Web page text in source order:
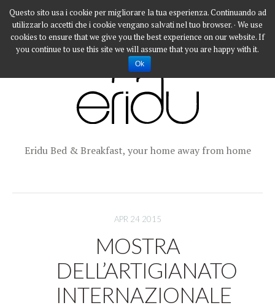
Eridu Bed & Breakfast, your home away from home
APR 24 2015
MOSTRA
DELL’ARTIGIANATO
INTERNAZIONALE
Questo sito usa i cookie per migliorare la tua esperienza. Continuando ad
utilizzarlo accetti che i cookie vengano salvati nel tuo browser. · We use
cookies to ensure that we give you the best experience on our website. If
you continue to use this site we will assume that you are happy with it.
Ok